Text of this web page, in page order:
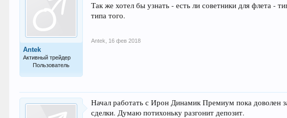
Antek
Активный трейдер
Пользователь
Так же хотел бы узнать - есть ли советники для флета -
типа того.
Antek 16 фев 2018
Начал работать с Ирон Динамик Премиум пока доволен
сделки. Думаю потихоньку разгонит депозит.